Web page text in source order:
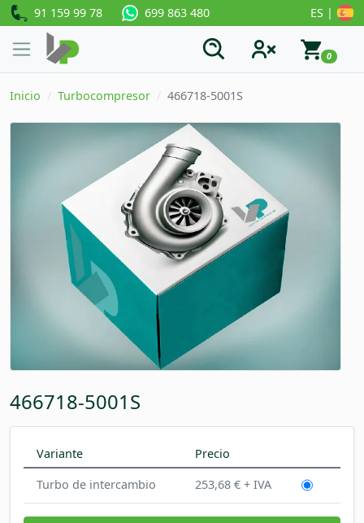
91 159 99 78 699 863 480 ES |
0
Inicio Turbocompresor 466718-5001S
466718-5001S
Variante
Precio
Turbo de intercambio
253,68 € + IVA